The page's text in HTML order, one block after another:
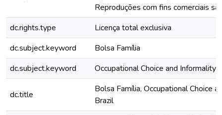
Reproduções com fins comerciais
dc.rights.type
Licença total exclusiva
dc.subject.keyword
Bolsa Família
dc.subject.keyword
Occupational Choice and Informality
dc.title
Bolsa Família, Occupational Choice
Brazil